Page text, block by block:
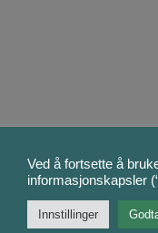
Ved å fortsette å
informasjonskapsler
Innstillinger